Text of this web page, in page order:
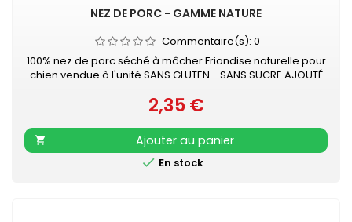
NEZ DE PORC - GAMME NATURE
Commentaire(s): 0
100% nez de porc séché à mâcher Friandise naturelle pour
chien vendue à l'unité SANS GLUTEN - SANS SUCRE AJOUTÉ
Prix
2,35 €

Ajouter au panier
 En stock